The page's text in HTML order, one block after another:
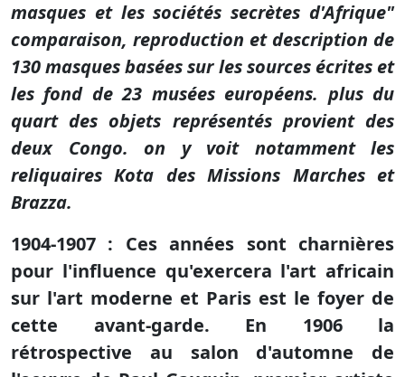
masques et les sociétés secrètes d'Afrique"
comparaison, reproduction et description de
130 masques basées sur les sources écrites et
les fond de 23 musées européens. plus du
quart des objets représentés provient des
deux Congo. on y voit notamment les
reliquaires Kota des Missions Marches et
Brazza.
1904-1907 : Ces années sont charnières
pour l'influence qu'exercera l'art africain
sur l'art moderne et Paris est le foyer de
cette avant-garde. En 1906 la
rétrospective au salon d'automne de